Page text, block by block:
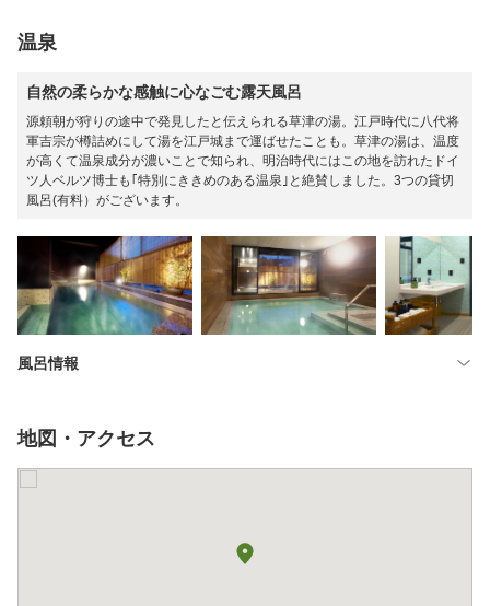
温泉
自然の柔らかな感触に心なごむ露天風呂
源頼朝が狩りの途中で発見したと伝えられる草津の湯。江戸時代に八代将
軍吉宗が樽詰めにして湯を江戸城まで運ばせたことも。草津の湯は、温度
が高くて温泉成分が濃いことで知られ、明治時代にはこの地を訪れたドイ
ツ人ベルツ博士も｢特別にききめのある温泉｣と絶賛しました。3つの貸切
風呂(有料）がございます。
風呂情報
地図・アクセス